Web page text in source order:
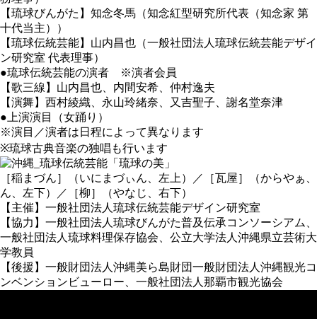
【琉球びんがた】知念冬馬（知念紅型研究所代表（知念家 第
十代当主））
【琉球伝統芸能】山内昌也（一般社団法人琉球伝統芸能デザイ
ン研究室 代表理事）
●琉球伝統芸能の演者 ※演者会員
【歌三線】山内昌也、内間安希、仲村逸夫
【演舞】西村綾織、永山玲緒奈、又吉聖子、謝名堂奈津
●上演演目（女踊り）
※演目／演者は日程によって異なります
※琉球古典音楽の独唱も行います
［稲まづん］（いにまづぃん、左上）／［瓦屋］（からやぁ
ん、左下）／［柳］（やなじ、右下）
【主催】一般社団法人琉球伝統芸能デザイン研究室
【協力】一般社団法人琉球びんがた普及伝承コンソーシアム、
一般社団法人琉球料理保存協会、公立大学法人沖縄県立芸術大
学教員
【後援】一般財団法人沖縄美ら島財団一般財団法人沖縄観光コ
ンベンションビューロー、一般社団法人那覇市観光協会